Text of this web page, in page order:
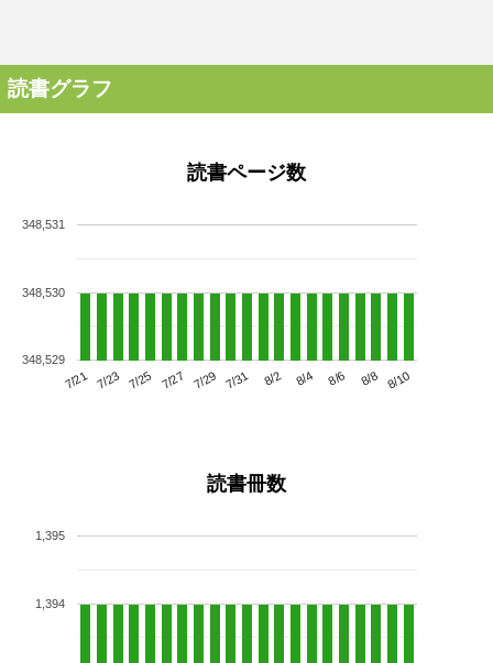
読書グラフ
読書ページ数
7/21 7/23 7/25 7/27 7/29 7/31 8/2 8/4 8/6 8/8 8/10
348,529
348,530
348,531
読書冊数
1,394
1,395